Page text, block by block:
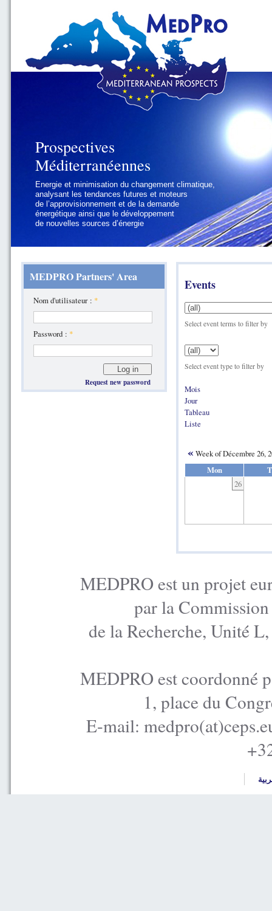
Prospectives
Méditerranéennes
Energie et minimisation du changement climatique,
analysant les tendances futures et moteurs
de l’approvisionnement et de la demande
énergétique ainsi que le développement
de nouvelles sources d’énergie
Prospectives
Méditerranéennes
Géopolitique et gouvernance, se focalisant sur les
défis politiques régionaux et internationaux
auxquels les pays méditerranéens
doivent faire face
MEDPRO Partners' Area
Nom d'utilisateur : *
Password : *
Request new password
Events
Select event terms to filter by
Select event type to filter by
Mois
Jour
Tableau
Liste
« Week of Décembre 26,
Mon
26
MEDPRO est un projet
par la
de la Recherche, Unité
MEDPRO est coordonné
1, place du
E-mail: